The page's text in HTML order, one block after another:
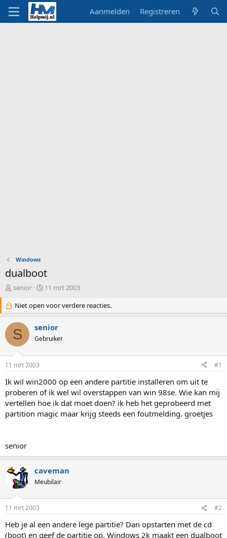
Aanmelden Registreren
Windows
dualboot
O
d
e
r
w
e
s
t
a
r
t
e
senior
S
a
r
d
a
m
11 mrt 2003
Niet open voor verdere reacties.
S senior
Gebruiker
11 mrt 2003 #1
Ik wil win2000 op een andere partitie installeren om uit te
proberen of ik wel wil overstappen van win 98se. Wie kan mij
vertellen hoe ik dat moet doen? ik heb het geprobeerd met
partition magic maar krijg steeds een foutmelding. groetjes
senior
caveman
Meubilair
11 mrt 2003 #2
Heb je al een andere lege partitie? Dan opstarten met de cd
(boot) en geef de partitie op. Windows 2k maakt een dualboot